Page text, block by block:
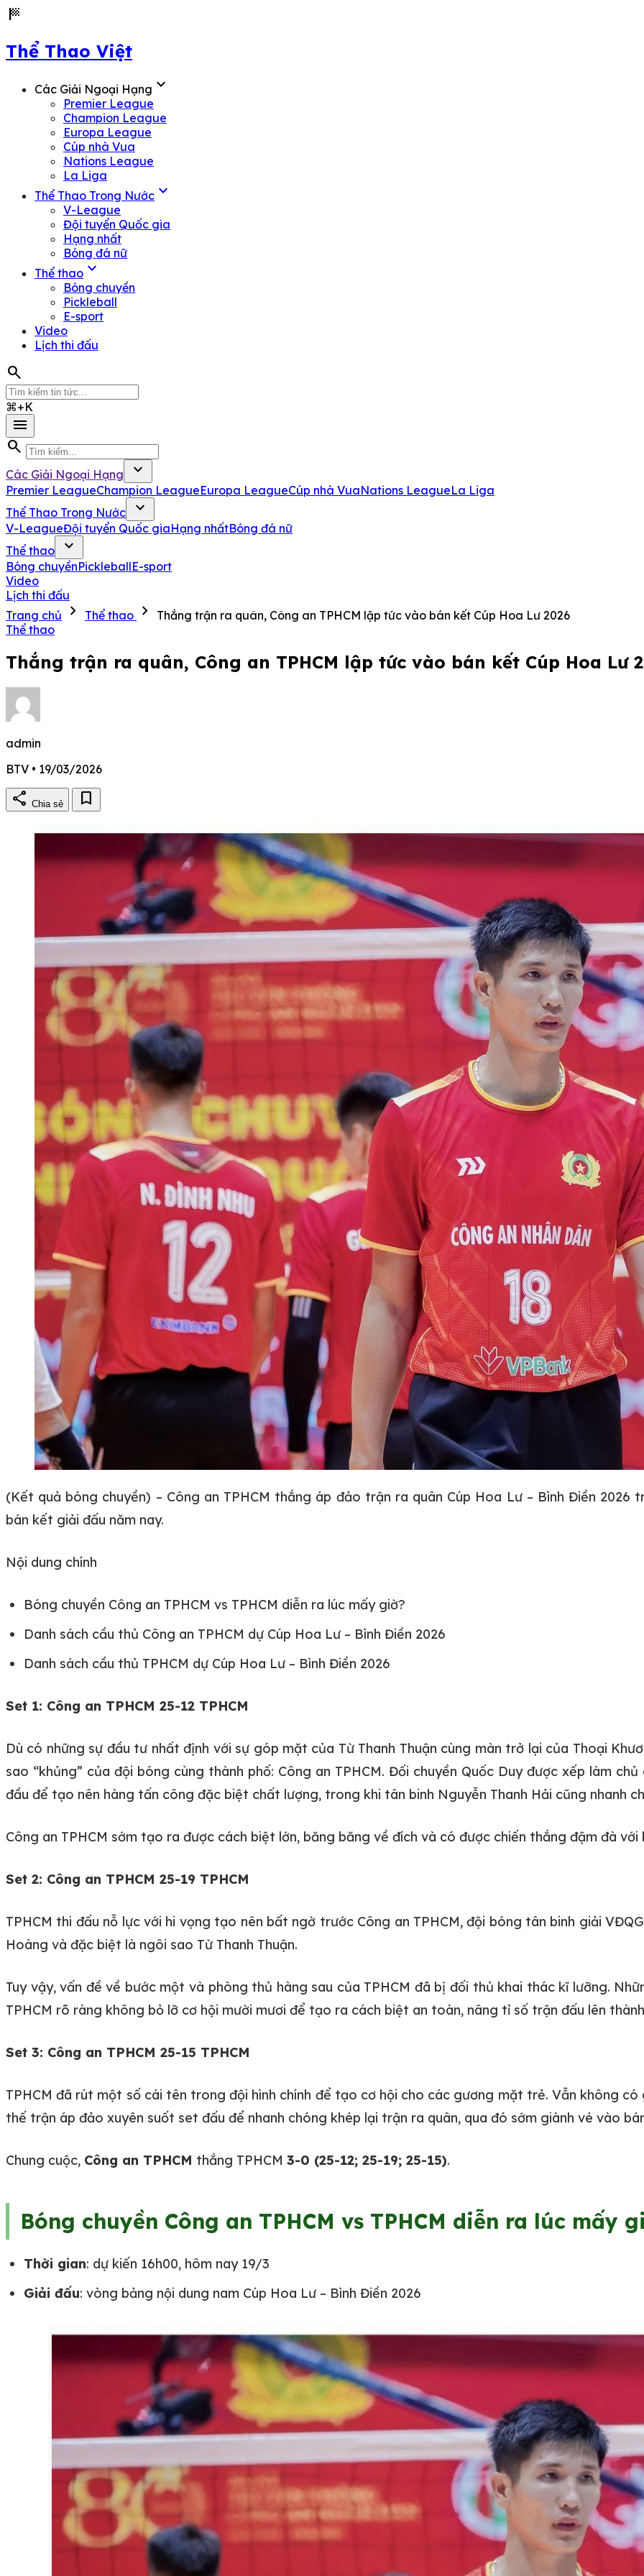
sports_score
Thể Thao Việt
Các Giải Ngoại Hạng expand_more
Premier League
Champion League
Europa League
Cúp nhà Vua
Nations League
La Liga
Thể Thao Trong Nước expand_more
V-League
Đội tuyển Quốc gia
Hạng nhất
Bóng đá nữ
Thể thao expand_more
Bóng chuyền
Pickleball
E-sport
Video
Lịch thi đấu
search
⌘+K
menu
search
Các Giải Ngoại Hạng expand_more
Premier LeagueChampion LeagueEuropa LeagueCúp nhà VuaNations LeagueLa Liga
Thể Thao Trong Nước
expand_more
V-LeagueĐội tuyển Quốc giaHạng nhấtBóng đá nữ
Thể thao
expand_more
Bóng chuyềnPickleballE-sport
Video
Lịch thi đấu
Trang chủ
chevron_right Thể thao chevron_right
Thắng trận ra quân, Công an TPHCM lập tức vào bán kết Cúp Hoa Lư 2026
Thể thao
Thắng trận ra quân, Công an TPHCM lập tức vào bán kết Cúp Hoa Lư
admin
BTV • 19/03/2026
share Chia sẻ bookmark
(Kết quả bóng chuyền) – Công an TPHCM thắng áp đảo trận ra quân Cúp Hoa Lư – Bình Điền
bán kết giải đấu năm nay.
Nội dung chính
Bóng chuyền Công an TPHCM vs TPHCM diễn ra lúc mấy giờ?
Danh sách cầu thủ Công an TPHCM dự Cúp Hoa Lư – Bình Điền 2026
Danh sách cầu thủ TPHCM dự Cúp Hoa Lư – Bình Điền 2026
Set 1: Công an TPHCM 25-12 TPHCM
Dù có những sự đầu tư nhất định với sự góp mặt của Từ Thanh Thuận cùng màn trở lại của Thoại
sao “khủng” của đội bóng cùng thành phố: Công an TPHCM. Đối chuyền Quốc Duy được xếp làm
đầu để tạo nên hàng tấn công đặc biệt chất lượng, trong khi tân binh Nguyễn Thanh Hải cũng nhanh
Công an TPHCM sớm tạo ra được cách biệt lớn, băng băng về đích và có được chiến thắng đậm đà với
Set 2: Công an TPHCM 25-19 TPHCM
TPHCM thi đấu nỗ lực với hi vọng tạo nên bất ngờ trước Công an TPHCM, đội bóng tân binh giải
Hoàng và đặc biệt là ngôi sao Từ Thanh Thuận.
Tuy vậy, vấn đề về bước một và phòng thủ hàng sau của TPHCM đã bị đối thủ khai thác kĩ lưỡng.
TPHCM rõ ràng không bỏ lỡ cơ hội mười mươi để tạo ra cách biệt an toàn, nâng tỉ số trận đấu lên
Set 3: Công an TPHCM 25-15 TPHCM
TPHCM đã rút một số cái tên trong đội hình chính để tạo cơ hội cho các gương mặt trẻ. Vẫn không có
thế trận áp đảo xuyên suốt set đấu để nhanh chóng khép lại trận ra quân, qua đó sớm giành vé vào
Chung cuộc, Công an TPHCM thắng TPHCM 3-0 (25-12; 25-19; 25-15).
Bóng chuyền Công an TPHCM vs TPHCM diễn ra lúc mấy
Thời gian: dự kiến 16h00, hôm nay 19/3
Giải đấu: vòng bảng nội dung nam Cúp Hoa Lư – Bình Điền 2026